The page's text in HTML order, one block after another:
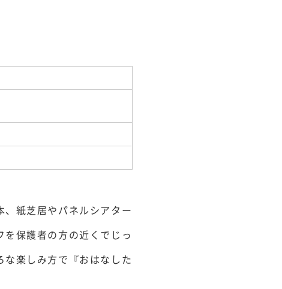
、紙芝居やパネルシアター
保護者の方の近くでじっ
楽しみ方で『おはなした